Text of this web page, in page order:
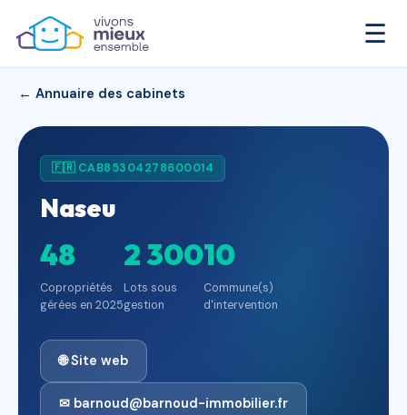
☰
← Annuaire des cabinets
🇫🇷 CAB85304278600014
Naseu
48
Copropriétés
gérées en 2025
2 300
Lots sous
gestion
10
Commune(s)
d'intervention
🌐 Site web
✉ barnoud@barnoud-immobilier.fr